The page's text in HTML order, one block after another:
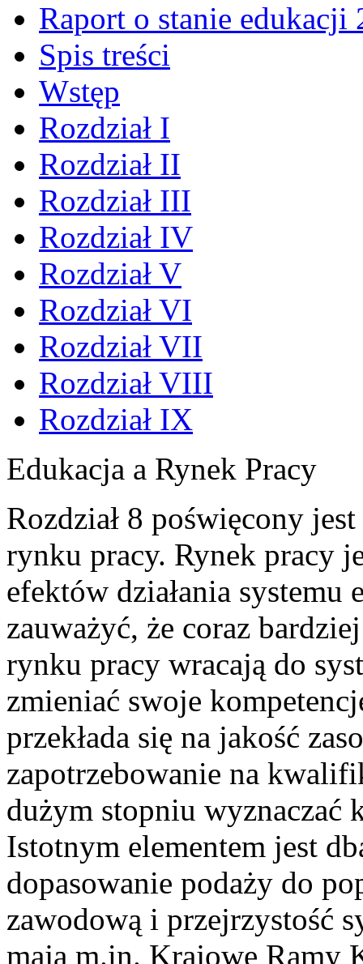
Raport o stanie edukacji
Spis treści
Wstęp
Rozdział I
Rozdział II
Rozdział III
Rozdział IV
Rozdział V
Rozdział VI
Rozdział VII
Rozdział VIII
Rozdział IX
Edukacja a Rynek Pracy
Rozdział 8 poświęcony
rynku pracy. Rynek pracy
efektów działania
zauważyć, że coraz
rynku pracy wracają do
zmieniać swoje
przekłada się na jakość
zapotrzebowanie na
dużym stopniu wyznaczać
Istotnym elementem jest
dopasowanie podaży do
zawodową i przejrzystość
mają m.in. Krajowe